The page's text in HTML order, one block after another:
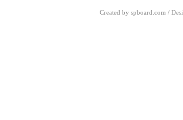
Created by spboard.com /